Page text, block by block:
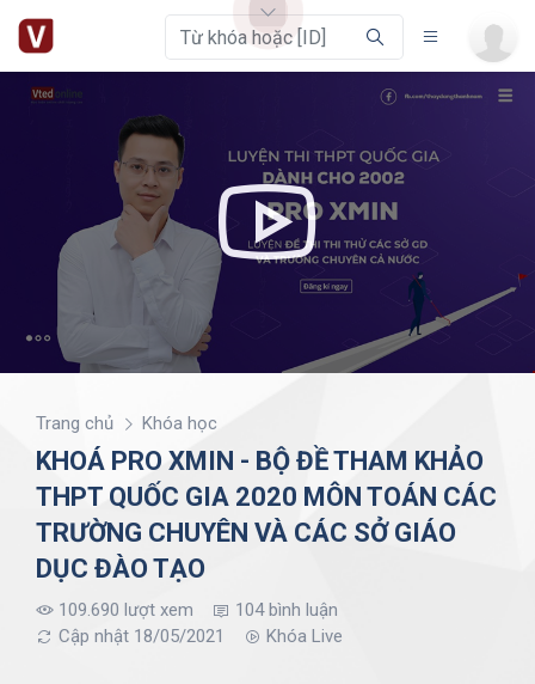
Trang chủ Khóa học
KHOÁ PRO XMIN - BỘ ĐỀ THAM KHẢO
THPT QUỐC GIA 2020 MÔN TOÁN CÁC
TRƯỜNG CHUYÊN VÀ CÁC SỞ GIÁO
DỤC ĐÀO TẠO
109.690 lượt xem
104 bình luận
Cập nhật 18/05/2021
Khóa Live